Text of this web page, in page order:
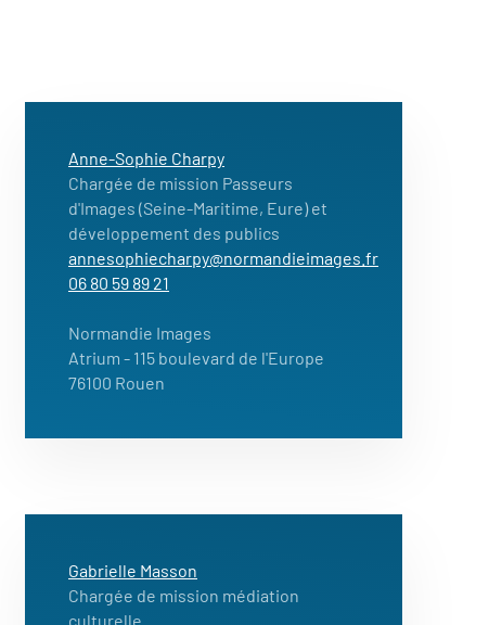
Anne-Sophie Charpy
Chargée de mission Passeurs
d'Images (Seine-Maritime, Eure) et
développement des publics
annesophiecharpy@normandieimages.fr
06 80 59 89 21
Normandie Images
Atrium - 115 boulevard de l'Europe
76100 Rouen
Gabrielle Masson
Chargée de mission médiation
culturelle